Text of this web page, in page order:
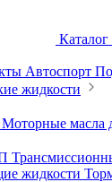
Каталог
Автоспорт
жидкости
Моторные масла
жидкости